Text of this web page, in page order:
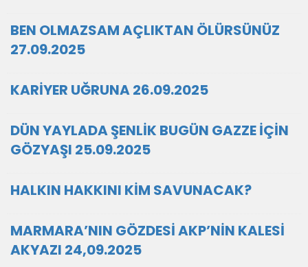
BEN OLMAZSAM AÇLIKTAN ÖLÜRSÜNÜZ
27.09.2025
KARİYER UĞRUNA 26.09.2025
DÜN YAYLADA ŞENLİK BUGÜN GAZZE İÇİN
GÖZYAŞI 25.09.2025
HALKIN HAKKINI KİM SAVUNACAK?
MARMARA’NIN GÖZDESİ AKP’NİN KALESİ
AKYAZI 24,09.2025